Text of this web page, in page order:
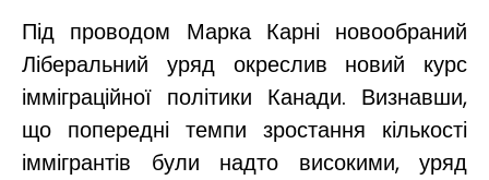
Під проводом Марка Карні новообраний
Ліберальний уряд окреслив новий курс
імміграційної політики Канади. Визнавши,
що попередні темпи зростання кількості
іммігрантів були надто високими, уряд